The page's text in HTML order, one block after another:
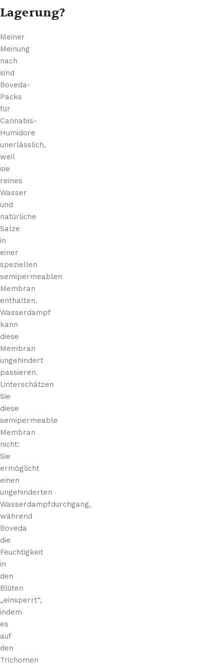
Lagerung?
Meiner
Meinung
nach
sind
Boveda-
Packs
für
Cannabis-
Humidore
unerlässlich,
weil
sie
reines
Wasser
und
natürliche
Salze
in
einer
speziellen
semipermeablen
Membran
enthalten.
Wasserdampf
kann
diese
Membran
ungehindert
passieren.
Unterschätzen
Sie
diese
semipermeable
Membran
nicht:
Sie
ermöglicht
einen
ungehinderten
Wasserdampfdurchgang,
während
Boveda
die
Feuchtigkeit
in
den
Blüten
„einsperrt“,
indem
es
auf
den
Trichomen